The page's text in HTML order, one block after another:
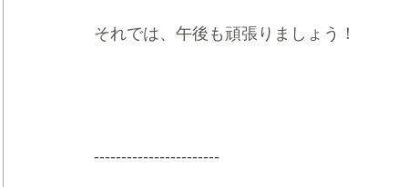
それでは、午後も頑張りましょう！
-----------------------